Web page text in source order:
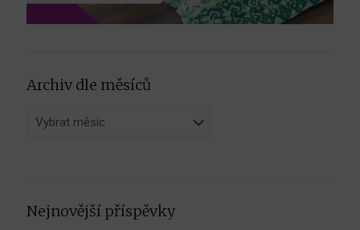
Archiv dle měsíců
dle
Nejnovější příspěvky